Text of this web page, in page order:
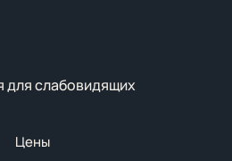
Цены
для слабовидящих